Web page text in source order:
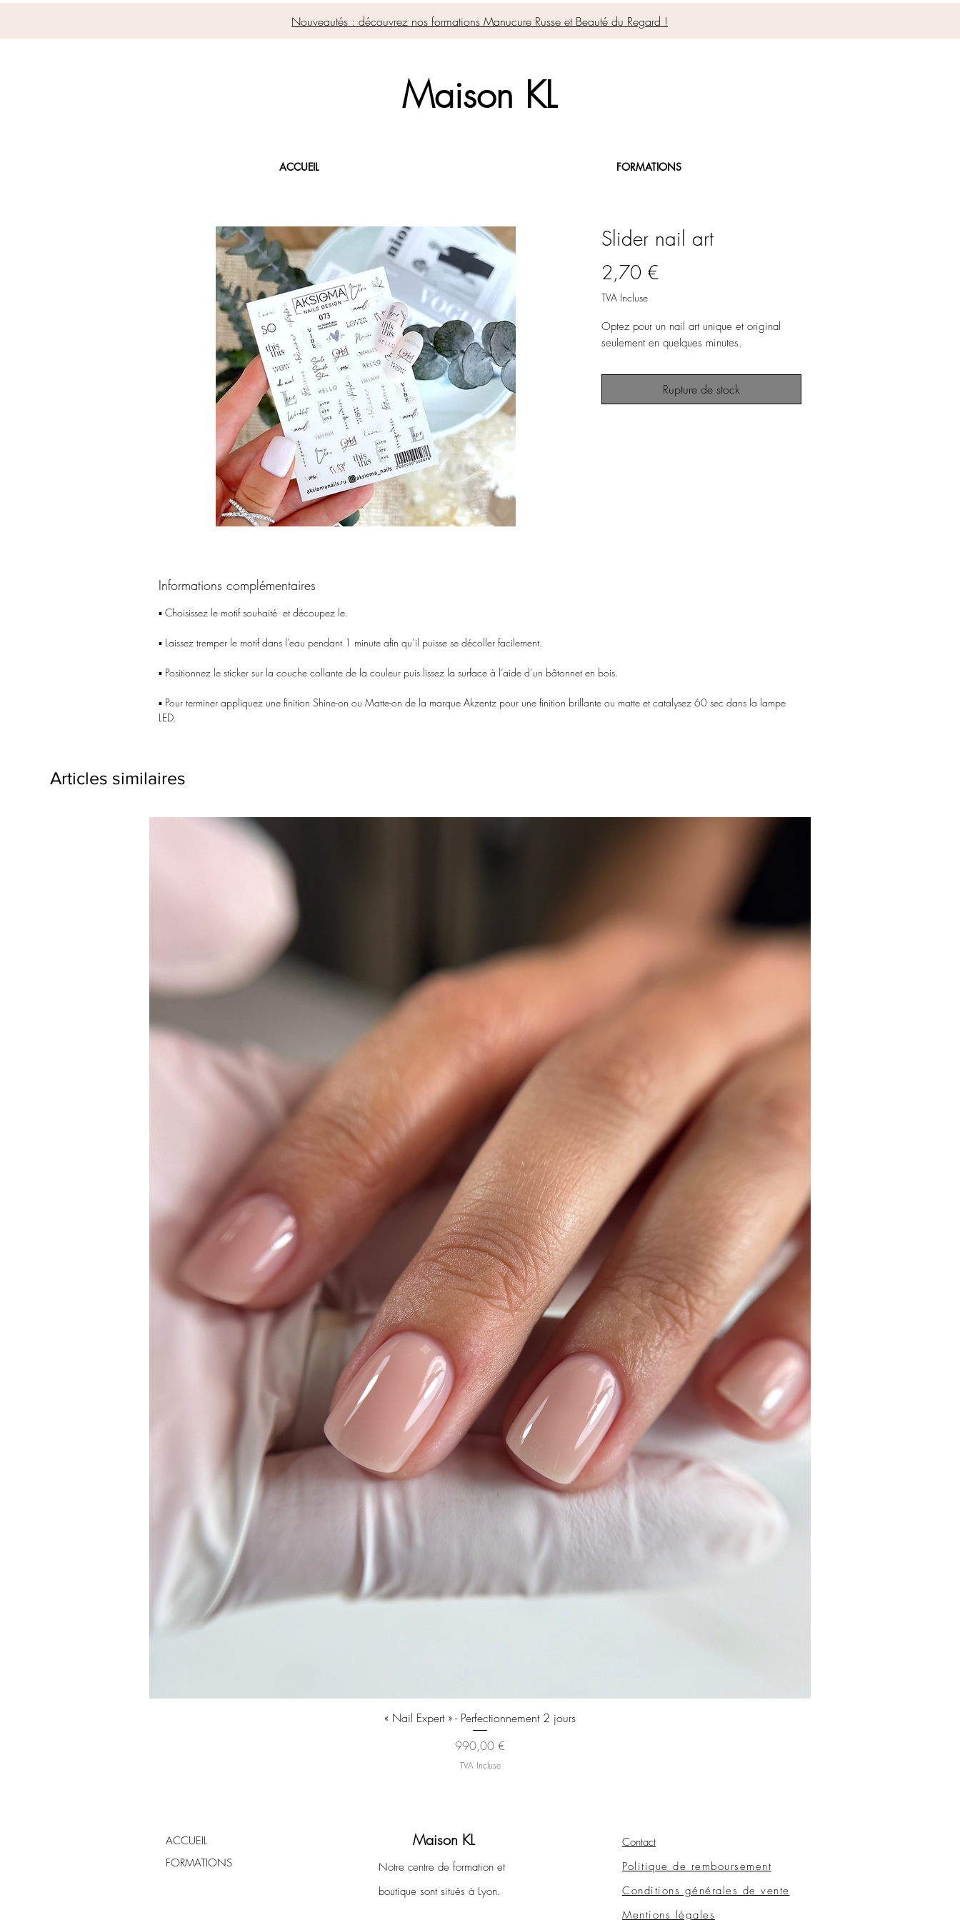
Nouveautés : découvrez nos formations Manucure Russe et Beauté du Regard !
Maison KL
ACCUEIL FORMATIONS
Slider nail art
2,70 €
TVA Incluse
Optez pour un nail art unique et original
seulement en quelques minutes.
Rupture de stock
Informations complémentaires
▪️ Choisissez le motif souhaité et découpez le.
▪️ Laissez tremper le motif dans l’eau pendant 1 minute afin qu’il puisse se décoller facilement.
▪️ Positionnez le sticker sur la couche collante de la couleur puis lissez la surface à l’aide d’un bâtonnet en bois.
▪️ Pour terminer appliquez une finition Shine-on ou Matte-on de la marque Akzentz pour une finition brillante ou matte et catalysez 60 sec dans la lampe
LED.
Articles similaires
Aperçu rapide
« Nail Expert » - Perfectionnement 2 jours
Prix
990,00 €
TVA Incluse
ACCUEIL
FORMATIONS
Maison KL
Notre centre de formation et
boutique sont situés à Lyon.
Contact
Politique de remboursement
Conditions générales de vente
Mentions légales